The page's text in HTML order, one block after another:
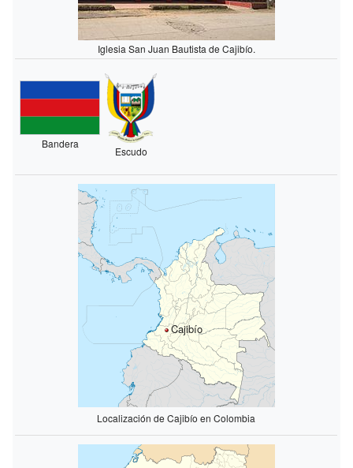
Iglesia San Juan Bautista de Cajibío.
Bandera
Escudo
Cajibío
Localización de Cajibío en Colombia